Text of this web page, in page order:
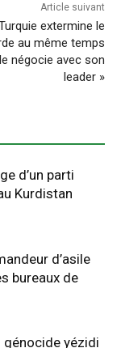
Article suivant
extermine le
au même temps
négocie avec son
leader »
d’un parti
Kurdistan
d’asile
bureaux de
génocide yézidi